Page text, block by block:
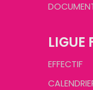
LIGUE
EFFECTIF